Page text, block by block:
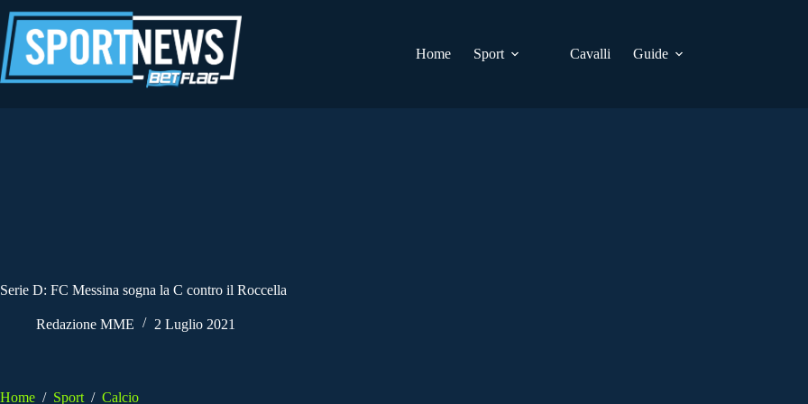
al
contenuto
Home
Sport Cavalli Guide
Serie D: FC Messina sogna la C contro il Roccella
Redazione MME 2 Luglio 2021
Home / Sport / Calcio